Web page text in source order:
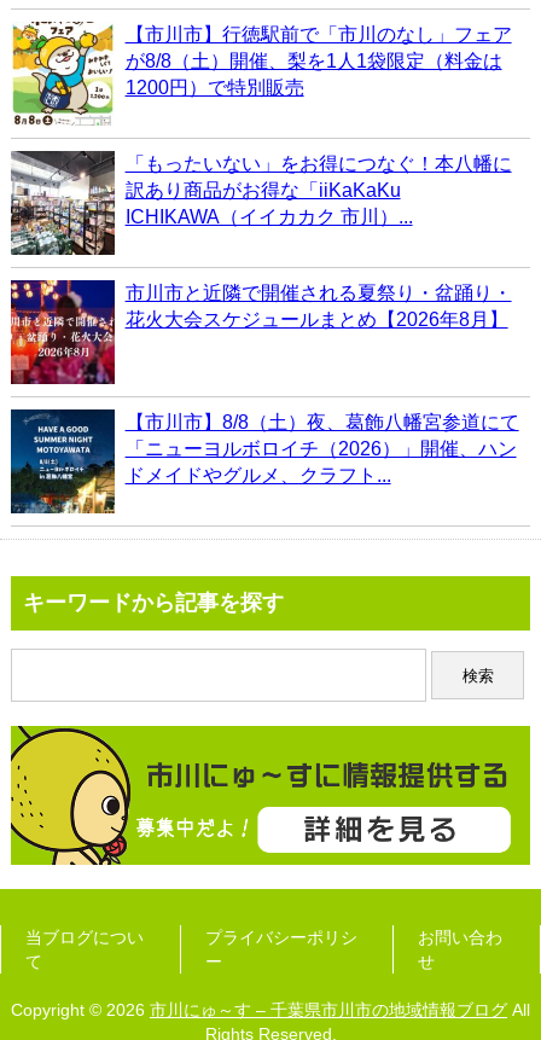
【市川市】行徳駅前で「市川のなし」フェア
が8/8（土）開催、梨を1人1袋限定（料金は
1200円）で特別販売
「もったいない」をお得につなぐ！本八幡に
訳あり商品がお得な「iiKaKaKu
ICHIKAWA（イイカカク 市川）...
市川市と近隣で開催される夏祭り・盆踊り・
花火大会スケジュールまとめ【2026年8月】
【市川市】8/8（土）夜、葛飾八幡宮参道にて
「ニューヨルボロイチ（2026）」開催、ハン
ドメイドやグルメ、クラフト...
キーワードから記事を探す
当ブログについ
て
プライバシーポリシ
ー
お問い合わ
せ
Copyright © 2026 市川にゅ～す – 千葉県市川市の地域情報ブログ All
Rights Reserved.